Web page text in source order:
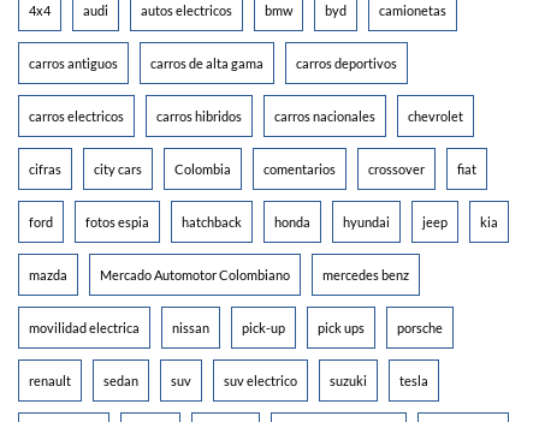
4x4 audi autos electricos bmw byd camionetas
carros antiguos carros de alta gama carros deportivos
carros electricos carros hibridos carros nacionales chevrolet
cifras city cars Colombia comentarios crossover fiat
ford fotos espia hatchback honda hyundai jeep kia
mazda Mercado Automotor Colombiano mercedes benz
movilidad electrica nissan pick-up pick ups porsche
renault sedan suv suv electrico suzuki tesla